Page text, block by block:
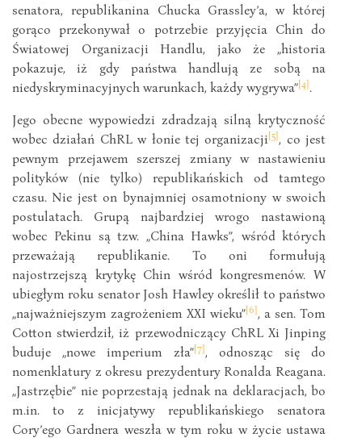
senatora, republikanina Chucka Grassley’a, w której
gorąco przekonywał o potrzebie przyjęcia Chin do
Światowej Organizacji Handlu, jako że „historia
pokazuje, iż gdy państwa handlują ze sobą na
niedyskryminacyjnych warunkach, każdy wygrywa”[4].
Jego obecne wypowiedzi zdradzają silną krytyczność
wobec działań ChRL w łonie tej organizacji [5], co jest
pewnym przejawem szerszej zmiany w nastawieniu
polityków (nie tylko) republikańskich od tamtego
czasu. Nie jest on bynajmniej osamotniony w swoich
postulatach. Grupą najbardziej wrogo nastawioną
wobec Pekinu są tzw. „China Hawks”, wśród których
przeważają republikanie. To oni formułują
najostrzejszą krytykę Chin wśród kongresmenów. W
ubiegłym roku senator Josh Hawley określił to państwo
„najważniejszym zagrożeniem XXI wieku”[6], a sen. Tom
Cotton stwierdził, iż przewodniczący ChRL Xi Jinping
buduje „nowe imperium zła”[7], odnosząc się do
nomenklatury z okresu prezydentury Ronalda Reagana.
„Jastrzębie” nie poprzestają jednak na deklaracjach, bo
m.in. to z inicjatywy republikańskiego senatora
Cory’ego Gardnera weszła w tym roku w życie ustawa